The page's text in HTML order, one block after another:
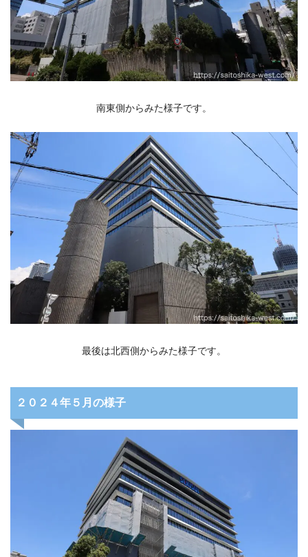
南東側からみた様子です。
最後は北西側からみた様子です。
２０２４年５月の様子